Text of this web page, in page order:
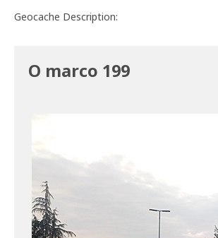
Geocache Description:
O marco 199